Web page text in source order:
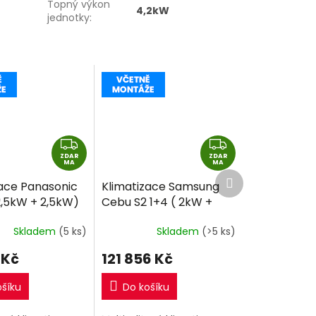
Topný výkon
jednotky: 4,2kW
Z
D
R
M
A
ZDAR
MA
Panasonic
+ 2,5kW)
Skladem (5 ks)
Z
D
A
R
A
ZDAR
MA
Klimatizace Samsung
Cebu S2 1+4 ( 2kW +
Multisplit R32 včetně
Skladem (>5 ks)
121 856 Kč
Do košíku
Další
produkt